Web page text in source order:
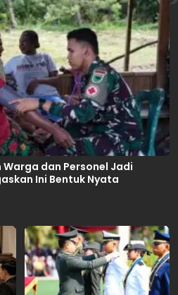
Warga dan Personel Jadi
Ini Bentuk Nyata